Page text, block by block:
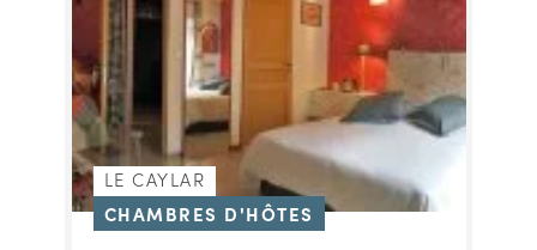
LE CAYLAR
CHAMBRES D'HÔTES